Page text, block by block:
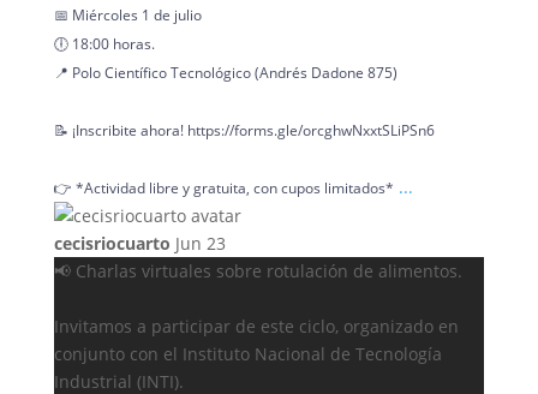
📅 Miércoles 1 de julio
🕕 18:00 horas.
📍 Polo Científico Tecnológico (Andrés Dadone 875)
📝 ¡Inscribite ahora! https://forms.gle/orcghwNxxtSLiPSn6
👉 *Actividad libre y gratuita, con cupos limitados* ...
cecisriocuarto Jun 23
📢 Charlas virtuales sobre rotulación de alimentos.
Invitamos a participar de este ciclo, organizado en
conjunto con el Instituto Nacional de Tecnología
Industrial (INTI).